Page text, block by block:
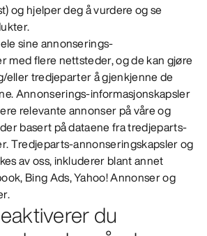
og hjelper deg å vurdere og se
sine annonserings-
med flere nettsteder, og de kan gjøre
eller tredjeparter å gjenkjenne de
Annonserings-informasjonskapsler
relevante annonser på våre og
basert på dataene fra tredjeparts-
Tredjeparts-annonseringskapsler og
av oss, inkluderer blant annet
Bing Ads, Yahoo! Annonser og
du